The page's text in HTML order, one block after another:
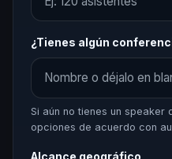
¿Tienes algún
Si aún no tienes un
opciones de acuerdo con
Alcance geográfico